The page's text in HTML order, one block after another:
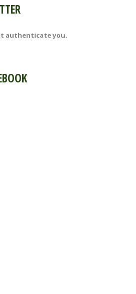
authenticate you.